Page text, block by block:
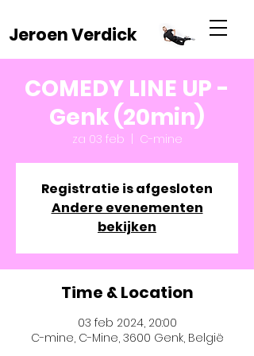
Jeroen Verdick
COMEDY LINE UP -
Genk (20min)
za 03 feb C-mine
Registratie is afgesloten
Andere evenementen
bekijken
Time & Location
03 feb 2024, 20:00
C-mine, C-Mine, 3600 Genk, België